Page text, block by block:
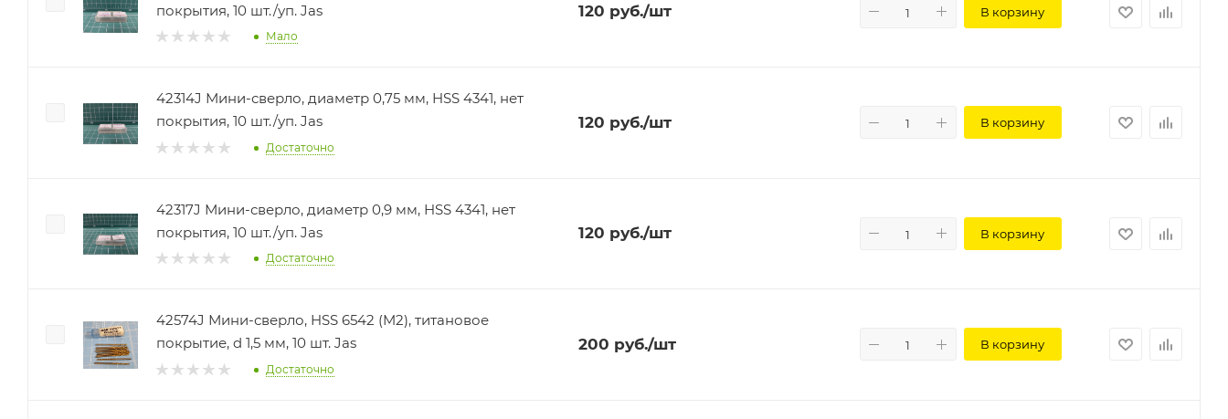
покрытия, 10 шт./уп. Jas
Мало
120 руб./шт В корзину
42314J Мини-сверло, диаметр 0,75 мм, HSS 4341, нет
покрытия, 10 шт./уп. Jas
Достаточно
120 руб./шт В корзину
42317J Мини-сверло, диаметр 0,9 мм, HSS 4341, нет
покрытия, 10 шт./уп. Jas
Достаточно
120 руб./шт В корзину
42574J Мини-сверло, HSS 6542 (M2), титановое
покрытие, d 1,5 мм, 10 шт. Jas
Достаточно
200 руб./шт В корзину